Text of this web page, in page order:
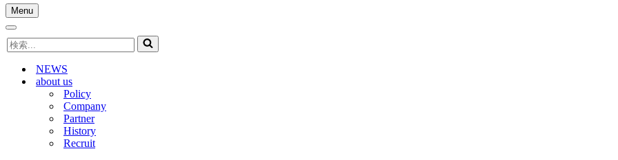
Menu
ナ
ゲ
シ
ョ
ナ
ビ
検
索...
NEWS
about us
Policy
Company
Partner
History
Recruit